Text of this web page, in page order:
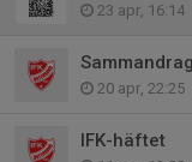
23 apr, 16:14
20 apr, 22:25
IFK-häftet